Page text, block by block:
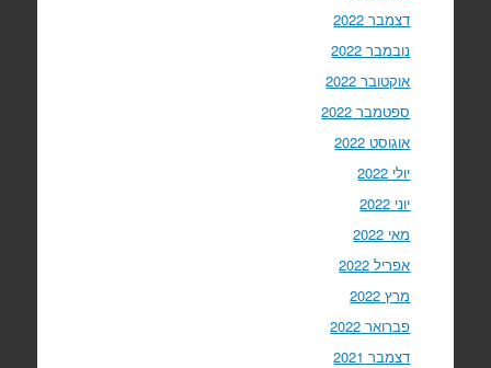
דצמבר 2022
נובמבר 2022
אוקטובר 2022
ספטמבר 2022
אוגוסט 2022
יולי 2022
יוני 2022
מאי 2022
אפריל 2022
מרץ 2022
פברואר 2022
דצמבר 2021